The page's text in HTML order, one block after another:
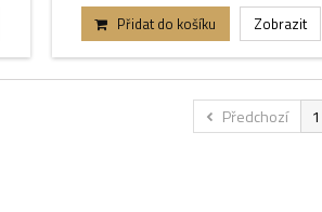
Přidat do košíku Zobrazit
Předchozí 1